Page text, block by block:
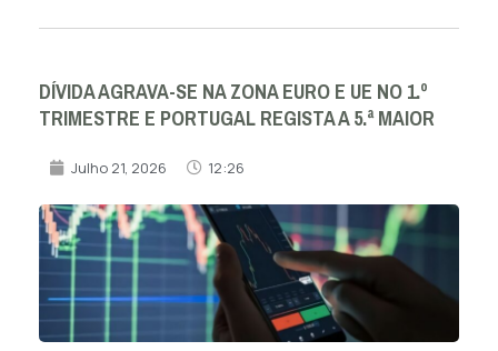
DÍVIDA AGRAVA-SE NA ZONA EURO E UE NO 1.º
TRIMESTRE E PORTUGAL REGISTA A 5.ª MAIOR
Julho 21, 2026 12:26